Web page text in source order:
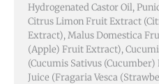
Hydrogenated Castor Oil,
Citrus Limon Fruit Extract
Extract), Malus Domestica
(Apple) Fruit Extract),
(Cucumis Sativus
Juice (Fragaria Vesca